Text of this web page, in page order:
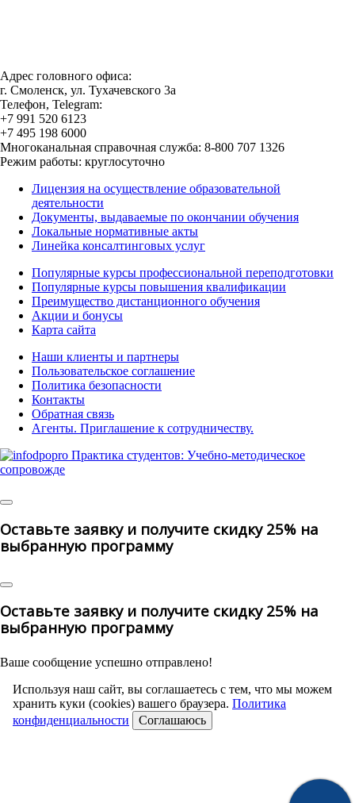
Адрес головного офиса:
г. Смоленск, ул. Тухачевского 3а
Телефон, Telegram:
+7 991 520 6123
+7 495 198 6000
Многоканальная справочная служба: 8-800 707 1326
Режим работы: круглосуточно
Лицензия на осуществление образовательной
деятельности
Документы, выдаваемые по окончании обучения
Локальные нормативные акты
Линейка консалтинговых услуг
Популярные курсы профессиональной переподготовки
Популярные курсы повышения квалификации
Преимущество дистанционного обучения
Акции и бонусы
Карта сайта
Наши клиенты и партнеры
Пользовательское соглашение
Политика безопасности
Контакты
Обратная связь
Агенты. Приглашение к сотрудничеству.
Оставьте заявку и получите скидку 25% на
выбранную программу
Оставьте заявку и получите скидку 25% на
выбранную программу
Ваше сообщение успешно отправлено!
Используя наш сайт, вы соглашаетесь с тем, что мы можем
хранить куки (cookies) вашего браузера. Политика
конфиденциальности
Соглашаюсь